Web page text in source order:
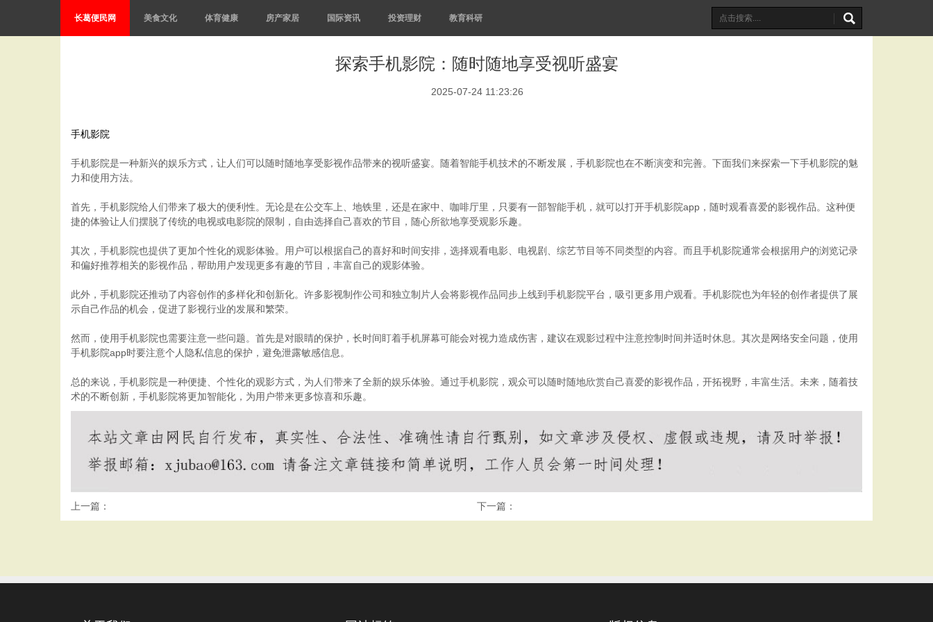
长葛便民网 美食文化 体育健康 房产家居 国际资讯 投资理财 教育科研
探索手机影院：随时随地享受视听盛宴
2025-07-24 11:23:26
手机影院
手机影院是一种新兴的娱乐方式，让人们可以随时随地享受影视作品带来的视听盛宴。随着智能手机技术的不断发展，手机影院也在不断演变和完善。下面我们来探索一下手机影院的魅
力和使用方法。
首先，手机影院给人们带来了极大的便利性。无论是在公交车上、地铁里，还是在家中、咖啡厅里，只要有一部智能手机，就可以打开手机影院app，随时观看喜爱的影视作品。这种便
捷的体验让人们摆脱了传统的电视或电影院的限制，自由选择自己喜欢的节目，随心所欲地享受观影乐趣。
其次，手机影院也提供了更加个性化的观影体验。用户可以根据自己的喜好和时间安排，选择观看电影、电视剧、综艺节目等不同类型的内容。而且手机影院通常会根据用户的浏览记录
和偏好推荐相关的影视作品，帮助用户发现更多有趣的节目，丰富自己的观影体验。
此外，手机影院还推动了内容创作的多样化和创新化。许多影视制作公司和独立制片人会将影视作品同步上线到手机影院平台，吸引更多用户观看。手机影院也为年轻的创作者提供了展
示自己作品的机会，促进了影视行业的发展和繁荣。
然而，使用手机影院也需要注意一些问题。首先是对眼睛的保护，长时间盯着手机屏幕可能会对视力造成伤害，建议在观影过程中注意控制时间并适时休息。其次是网络安全问题，使用
手机影院app时要注意个人隐私信息的保护，避免泄露敏感信息。
总的来说，手机影院是一种便捷、个性化的观影方式，为人们带来了全新的娱乐体验。通过手机影院，观众可以随时随地欣赏自己喜爱的影视作品，开拓视野，丰富生活。未来，随着技
术的不断创新，手机影院将更加智能化，为用户带来更多惊喜和乐趣。
上一篇： 下一篇：